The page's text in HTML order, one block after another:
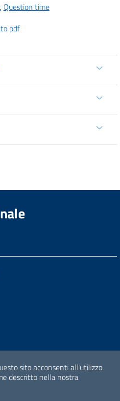
, Question time
pdf
sito acconsenti all'utilizzo
descritto nella nostra